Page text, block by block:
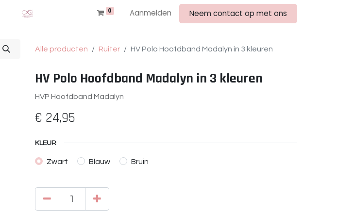
0 Aanmelden Neem contact op met ons
Alle producten Ruiter HV Polo Hoofdband Madalyn in 3 kleuren
HV Polo Hoofdband Madalyn in 3 kleuren
HVP Hoofdband Madalyn
€ 24,95
KLEUR
Zwart Blauw Bruin